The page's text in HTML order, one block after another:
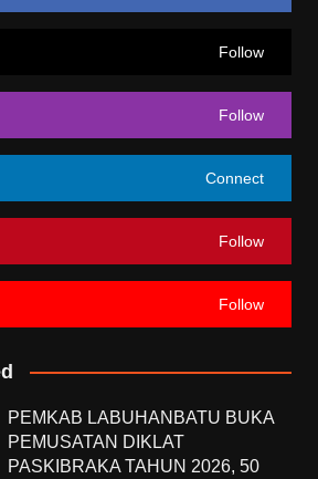
Follow
Follow
Connect
Follow
Follow
PEMKAB LABUHANBATU BUKA
PEMUSATAN DIKLAT
PASKIBRAKA TAHUN 2026, 50